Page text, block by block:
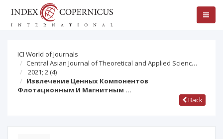
ICI World of Journals
Central Asian Journal of Theoretical and Applied Scienc…
2021; 2 (4)
Извлечение Ценных Компонентов
Флотационным И Магнитным …
Back